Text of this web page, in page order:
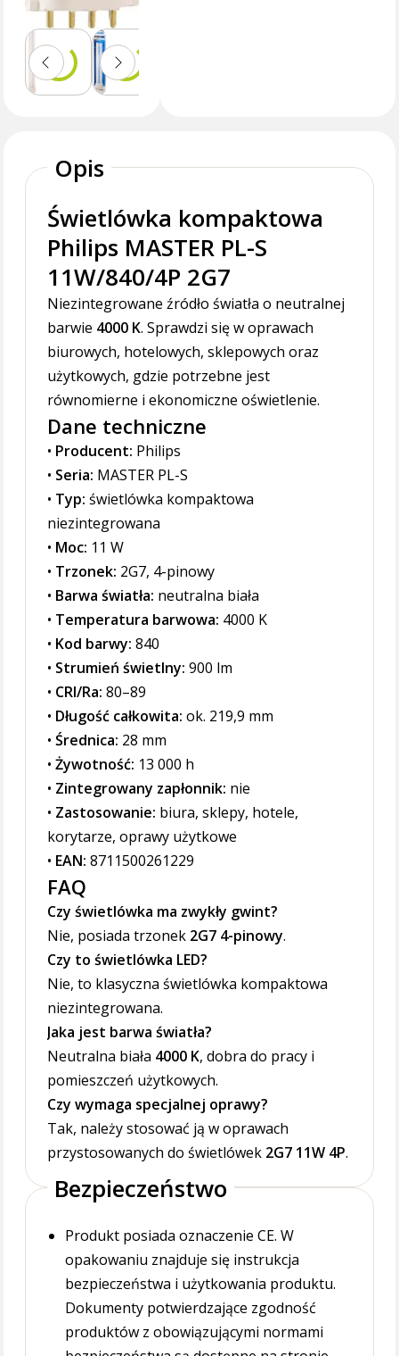
Opis
Świetlówka kompaktowa
Philips MASTER PL-S
11W/840/4P 2G7
Niezintegrowane źródło światła o neutralnej
barwie 4000 K. Sprawdzi się w oprawach
biurowych, hotelowych, sklepowych oraz
użytkowych, gdzie potrzebne jest
równomierne i ekonomiczne oświetlenie.
Dane techniczne
• Producent: Philips
• Seria: MASTER PL-S
• Typ: świetlówka kompaktowa
niezintegrowana
• Moc: 11 W
• Trzonek: 2G7, 4-pinowy
• Barwa światła: neutralna biała
• Temperatura barwowa: 4000 K
• Kod barwy: 840
• Strumień świetlny: 900 lm
• CRI/Ra: 80–89
• Długość całkowita: ok. 219,9 mm
•Średnica: 28 mm
•Żywotność: 13 000 h
• Zintegrowany zapłonnik: nie
• Zastosowanie: biura, sklepy, hotele,
korytarze, oprawy użytkowe
• EAN: 8711500261229
FAQ
Czy świetlówka ma zwykły gwint?
Nie, posiada trzonek 2G7 4-pinowy.
Czy to świetlówka LED?
Nie, to klasyczna świetlówka kompaktowa
niezintegrowana.
Jaka jest barwa światła?
Neutralna biała 4000 K, dobra do pracy i
pomieszczeń użytkowych.
Czy wymaga specjalnej oprawy?
Tak, należy stosować ją w oprawach
przystosowanych do świetlówek 2G7 11W 4P.
Bezpieczeństwo
Produkt posiada oznaczenie CE. W
opakowaniu znajduje się instrukcja
bezpieczeństwa i użytkowania produktu.
Dokumenty potwierdzające zgodność
produktów z obowiązującymi normami